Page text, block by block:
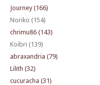
Journey (166)
Noriko (154)
chrimu86 (143)
Koibri (139)
abraxandria (79)
Lilith (32)
cucuracha (31)